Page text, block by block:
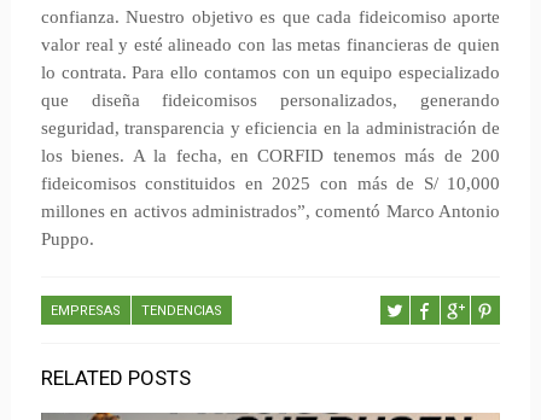
confianza. Nuestro objetivo es que cada fideicomiso aporte
valor real y esté alineado con las metas financieras de quien
lo contrata. Para ello contamos con un equipo especializado
que diseña fideicomisos personalizados, generando
seguridad, transparencia y eficiencia en la administración de
los bienes. A la fecha, en CORFID tenemos más de 200
fideicomisos constituidos en 2025 con más de S/ 10,000
millones en activos administrados”, comentó Marco Antonio
Puppo.
EMPRESAS TENDENCIAS
RELATED POSTS